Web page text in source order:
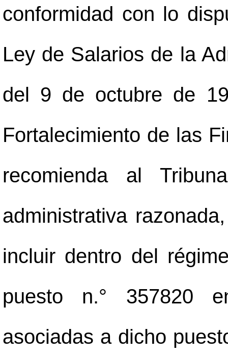
conformidad con lo
Ley de Salarios de la
del 9 de octubre de
Fortalecimiento de las
recomienda al
administrativa
incluir dentro del
puesto n.° 357820
asociadas a dicho